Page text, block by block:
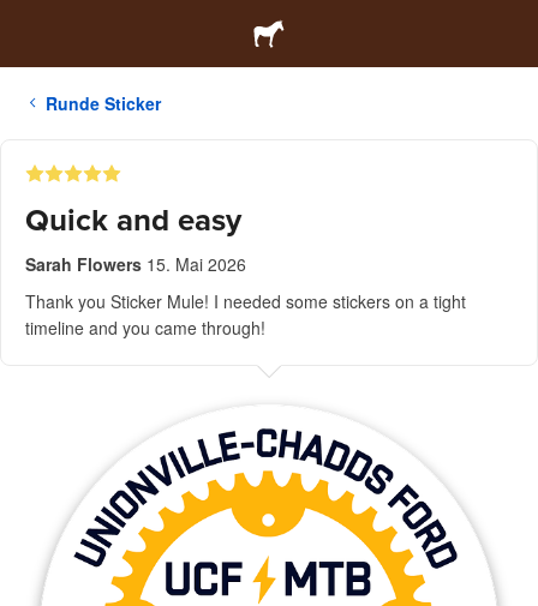
Runde Sticker
Quick and easy
Sarah Flowers 15. Mai 2026
Thank you Sticker Mule! I needed some stickers on a tight
timeline and you came through!